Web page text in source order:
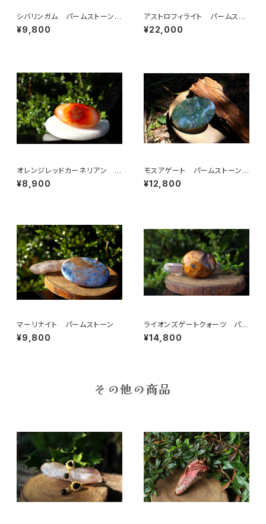
シバリンガム パームストーン
大
¥9,800
アストロフィライト パームスト
ーン
¥22,000
オレンジレッドカーネリアン パ
ームストーン
¥8,900
モスアゲート パームストーン
大
¥12,800
マーリナイト パームストーン
¥9,800
ライオンズゲートクォーツ パー
ムストーン
¥14,800
その他の商品